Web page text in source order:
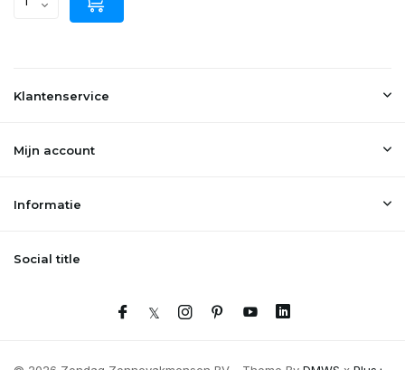
Klantenservice
Mijn account
Informatie
Social title